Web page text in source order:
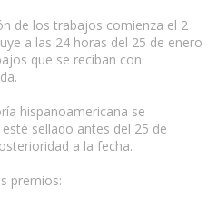
de los trabajos comienza el 2
a las 24 horas del 25 de enero
que se reciban con
hispanoamericana se
sellado antes del 25 de
a la fecha.
premios: